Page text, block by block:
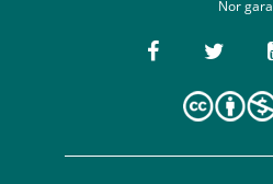
Nor gara